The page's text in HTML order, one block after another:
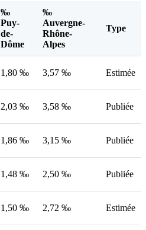
‰
Puy-
de-
Dôme
‰
Auvergne-
Rhône-
Alpes
Type
1,80 ‰ 3,57 ‰ Estimée
2,03 ‰ 3,58 ‰ Publiée
1,86 ‰ 3,15 ‰ Publiée
1,48 ‰ 2,50 ‰ Publiée
1,50 ‰ 2,72 ‰ Estimée